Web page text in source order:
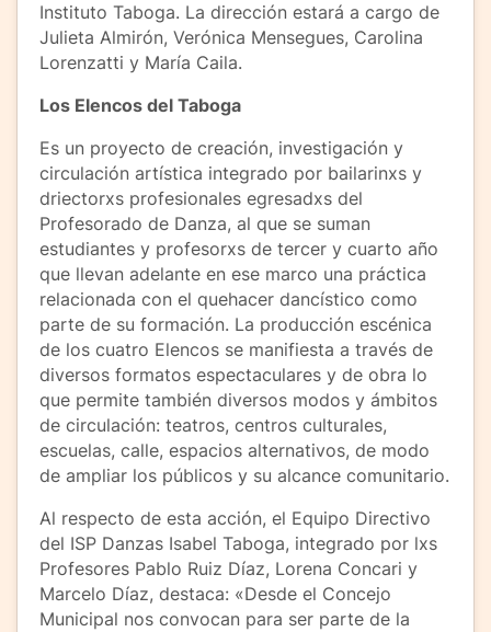
Instituto Taboga. La dirección estará a cargo de
Julieta Almirón, Verónica Mensegues, Carolina
Lorenzatti y María Caila.
Los Elencos del Taboga
Es un proyecto de creación, investigación y
circulación artística integrado por bailarinxs y
driectorxs profesionales egresadxs del
Profesorado de Danza, al que se suman
estudiantes y profesorxs de tercer y cuarto año
que llevan adelante en ese marco una práctica
relacionada con el quehacer dancístico como
parte de su formación. La producción escénica
de los cuatro Elencos se manifiesta a través de
diversos formatos espectaculares y de obra lo
que permite también diversos modos y ámbitos
de circulación: teatros, centros culturales,
escuelas, calle, espacios alternativos, de modo
de ampliar los públicos y su alcance comunitario.
Al respecto de esta acción, el Equipo Directivo
del ISP Danzas Isabel Taboga, integrado por lxs
Profesores Pablo Ruiz Díaz, Lorena Concari y
Marcelo Díaz, destaca: «Desde el Concejo
Municipal nos convocan para ser parte de la